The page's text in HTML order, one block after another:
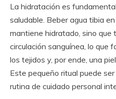
La hidratación es
saludable. Beber agua tibia
mantiene hidratado, sino que
circulación sanguínea, lo que
los tejidos y, por ende, una
Este pequeño ritual puede
rutina de cuidado personal